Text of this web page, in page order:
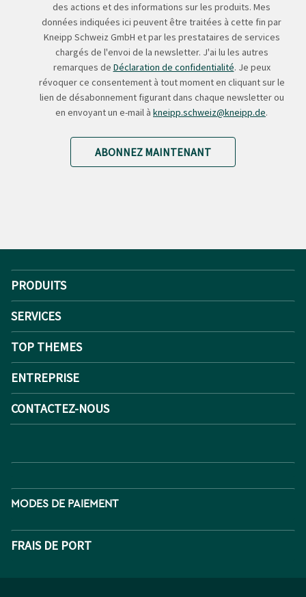
des actions et des informations sur les produits. Mes
données indiquées ici peuvent être traitées à cette fin par
Kneipp Schweiz GmbH et par les prestataires de services
chargés de l'envoi de la newsletter. J'ai lu les autres
remarques de Déclaration de confidentialité. Je peux
révoquer ce consentement à tout moment en cliquant sur le
lien de désabonnement figurant dans chaque newsletter ou
en envoyant un e-mail à kneipp.schweiz@kneipp.de.
ABONNEZ MAINTENANT
PRODUITS
SERVICES
TOP THEMES
ENTREPRISE
CONTACTEZ-NOUS
MODES DE PAIEMENT
FRAIS DE PORT